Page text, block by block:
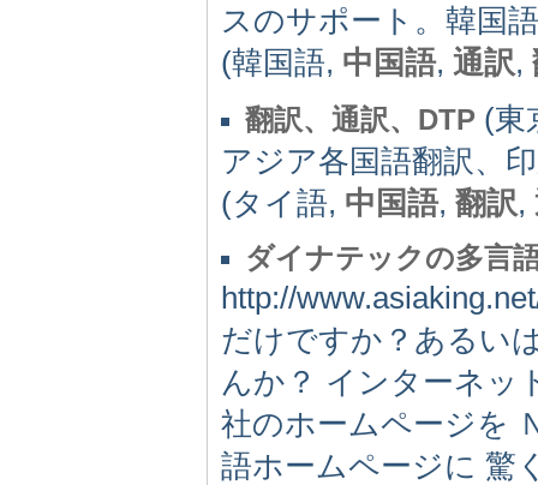
スのサポート。韓国
(韓国語, 中国語, 通訳,
翻訳、通訳、DTP (東
アジア各国語翻訳、
(タイ語, 中国語, 翻訳,
ダイナテックの多言
http://
だけですか？あるい
んか？ インターネッ
社のホームページを
語ホームページに 驚